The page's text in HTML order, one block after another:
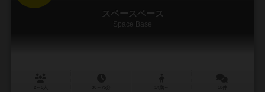
スペースベース
Space Base